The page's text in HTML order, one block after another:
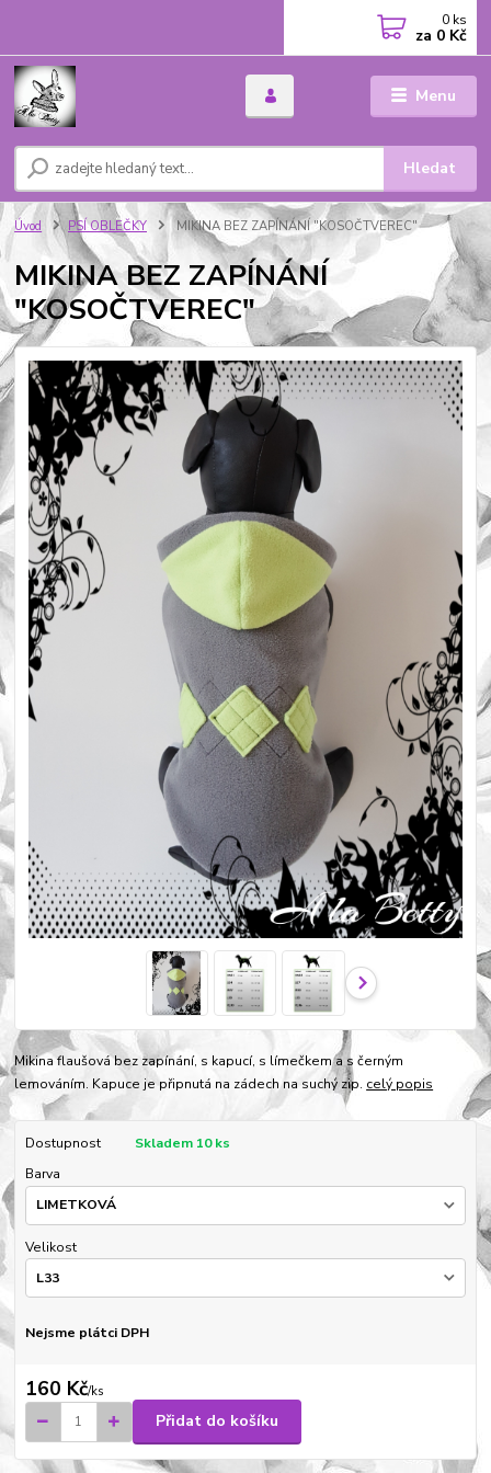
Menu
Hledat
0 ks
za 0 Kč
Úvod PSÍ OBLEČKY MIKINA BEZ ZAPÍNÁNÍ "KOSOČTVEREC"
MIKINA BEZ ZAPÍNÁNÍ
"KOSOČTVEREC"
Mikina flaušová bez zapínání, s kapucí, s límečkem a s černým
lemováním. Kapuce je připnutá na zádech na suchý zip. celý popis
Dostupnost
Skladem 10 ks
Barva
Velikost
Nejsme plátci DPH
160 Kč/ks
Přidat do košíku